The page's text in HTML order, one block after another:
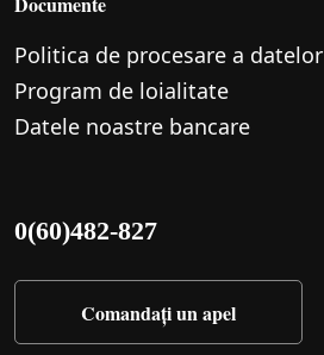
Politica de procesare a datelor
Program de loialitate
Datele noastre bancare
0(60)482-827
Comandați un apel